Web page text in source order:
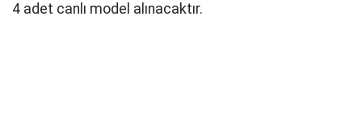
4 adet canlı model alınacaktır.